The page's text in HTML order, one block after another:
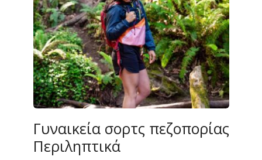
Γυναικεία σορτς πεζοπορίας
Περιληπτικά